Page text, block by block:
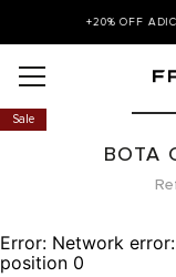
+20% OFF
Sale
BOTA
Error: Network
position 0
balance
balance 327